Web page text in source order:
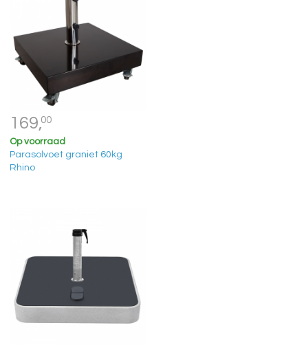
169,00
Op voorraad
Parasolvoet graniet 60kg
Rhino